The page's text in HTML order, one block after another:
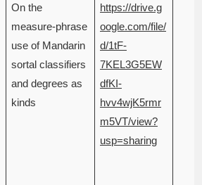
On the
measure-phrase
use of Mandarin
sortal classifiers
and degrees as
kinds
https://drive.g
oogle.com/file/
d/1tF-
7KEL3G5EW
dfKI-
hvv4wjK5rmr
m5VT/view?
usp=sharing